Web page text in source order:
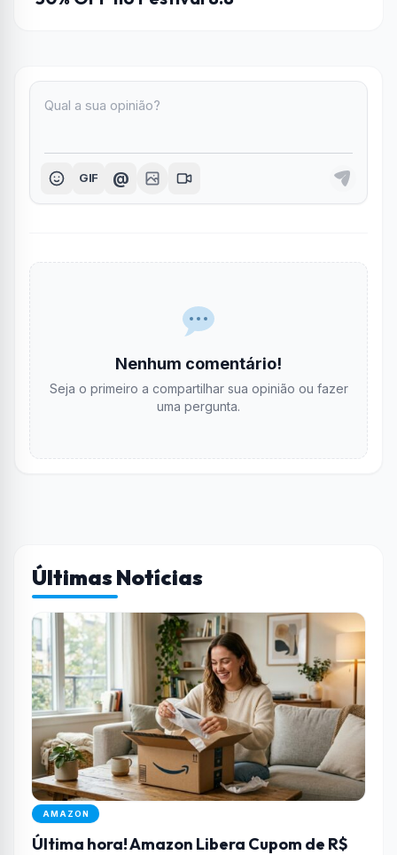
GIF @
Nenhum comentário!
Seja o primeiro a compartilhar sua opinião ou fazer
uma pergunta.
Últimas Notícias
AMAZON
Última hora! Amazon Libera Cupom de R$